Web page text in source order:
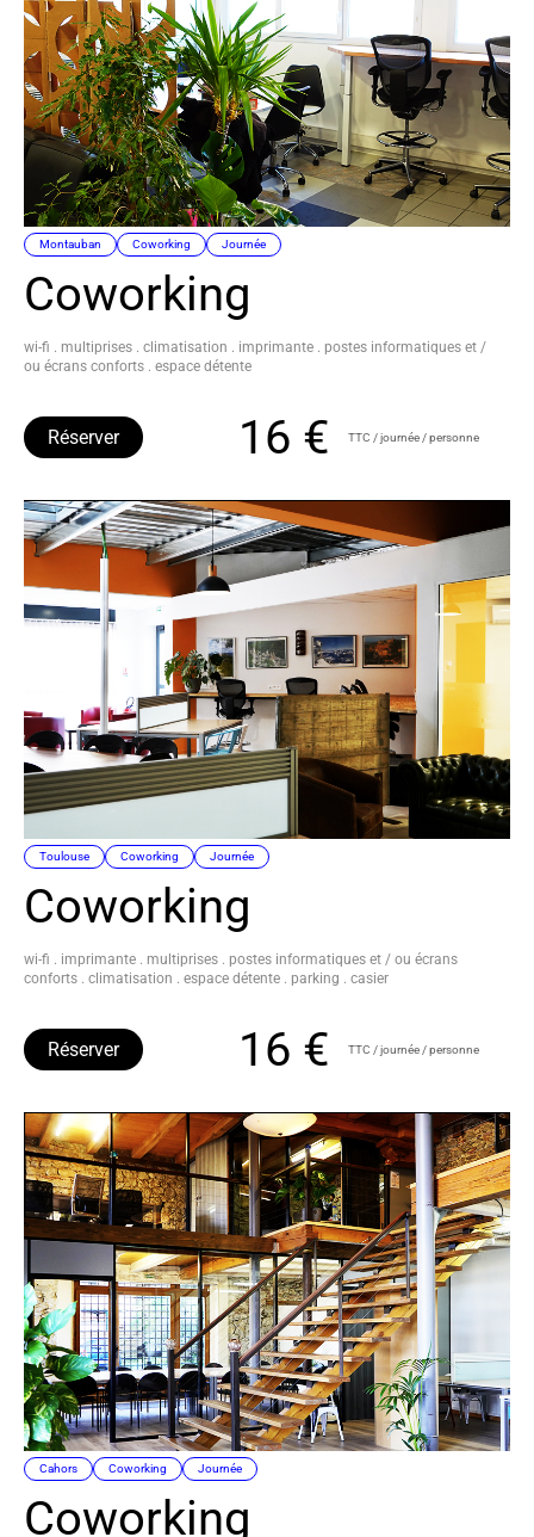
Montauban Coworking Journée
Coworking
wi-fi . multiprises . climatisation . imprimante . postes informatiques et /
ou écrans conforts . espace détente
16 € TTC / journée / personne
Réserver
Toulouse Coworking Journée
Coworking
wi-fi . imprimante . multiprises . postes informatiques et / ou écrans
conforts . climatisation . espace détente . parking . casier
16 € TTC / journée / personne
Réserver
Cahors Coworking Journée
Coworking